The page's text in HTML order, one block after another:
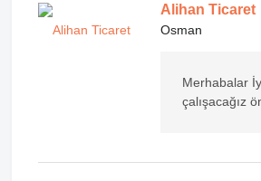
Alihan Ticaret
Osman
Merhabalar
çalışacağız